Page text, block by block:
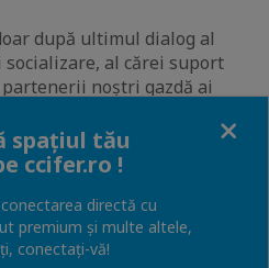
după ultimul dialog al
al cărei suport
noștri gazdă ai
spațiul tău
ccifer.ro !
directă cu
premium și multe altele,
conectaţi-vă!